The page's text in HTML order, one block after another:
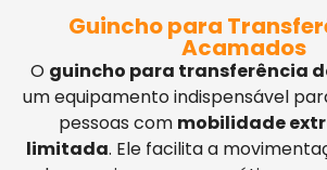
Guincho para
Acamados
O guincho para transferência
um equipamento indispensável
pessoas com mobilidade
limitada. Ele facilita a